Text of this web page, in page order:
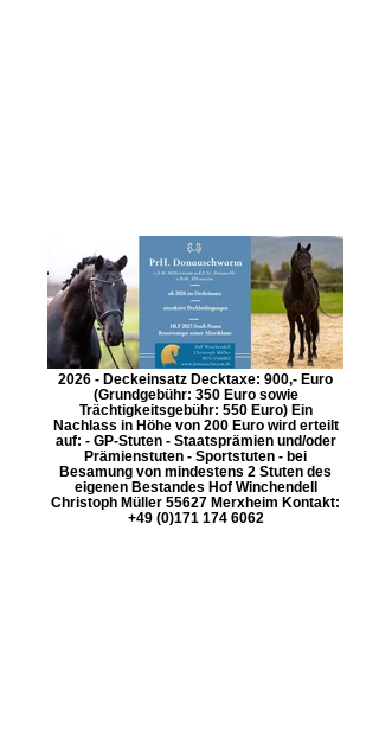
2026 - Deckeinsatz Decktaxe: 900,- Euro
(Grundgebühr: 350 Euro sowie
Trächtigkeitsgebühr: 550 Euro) Ein
Nachlass in Höhe von 200 Euro wird erteilt
auf: - GP-Stuten - Staatsprämien und/oder
Prämienstuten - Sportstuten - bei
Besamung von mindestens 2 Stuten des
eigenen Bestandes Hof Winchendell
Christoph Müller 55627 Merxheim Kontakt:
+49 (0)171 174 6062